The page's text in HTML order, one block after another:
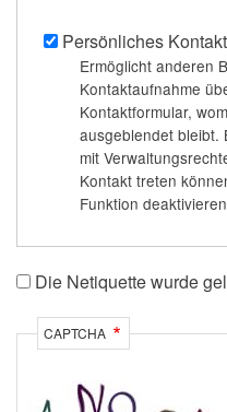
Persönliches
Ermöglicht anderen
Kontaktaufnahme
Kontaktformular,
ausgeblendet bleibt.
mit
Kontakt treten
Funktion
Die Netiquette wurde
CAPTCHA